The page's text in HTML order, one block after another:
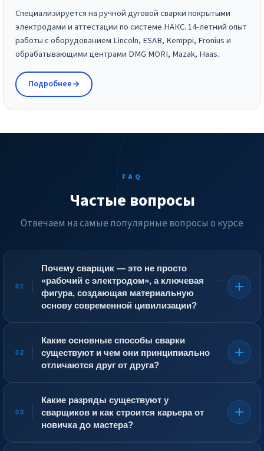
Специализируется на ручной дуговой сварки покрытыми
электродами и аттестации по системе НАКС. 14-летний опыт
работы с оборудованием Lincoln, ESAB, Kemppi, Fronius и
обрабатывающими центрами DMG MORI, Mazak, Haas.
Подробнее
FAQ
Частые вопросы
Отвечаем на самые популярные вопросы о курсе
01
Почему сварщик — это не просто
«рабочий с электродом», а ключевая
фигура, создающая материальную
основу современной цивилизации?
соединения металлов, обеспечивающий прочность,
герметичность и долговечность конструкций. Всё, что
сделано из металла и работает под нагрузкой — от
газопроводов и мостов до корпусов кораблей,
сварных швах. Сварщик не просто «склеивает» детали,
а управляет сложным металлургическим процессом
плавления и кристаллизации, формируя структуру
металла в зоне соединения. Его ошибка — непровар,
02
Какие основные способы сварки
существуют и чем они принципиально
отличаются друг от друга?
покрытыми электродами (MMA). Она универсальна,
пригодна для работы на ветру и в полевых условиях, но
требует высокой квалификации для стабильного
качества.Полуавтоматическая сварка в среде
03
Какие разряды существуют у
сварщиков и как строится карьера от
новичка до мастера?